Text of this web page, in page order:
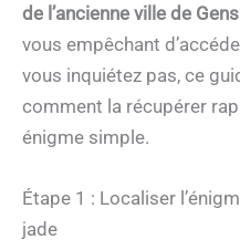
de l’ancienne ville de
vous empêchant
vous inquiétez pas, ce
comment la récupérer
énigme simple.
Étape 1 : Localiser
jade